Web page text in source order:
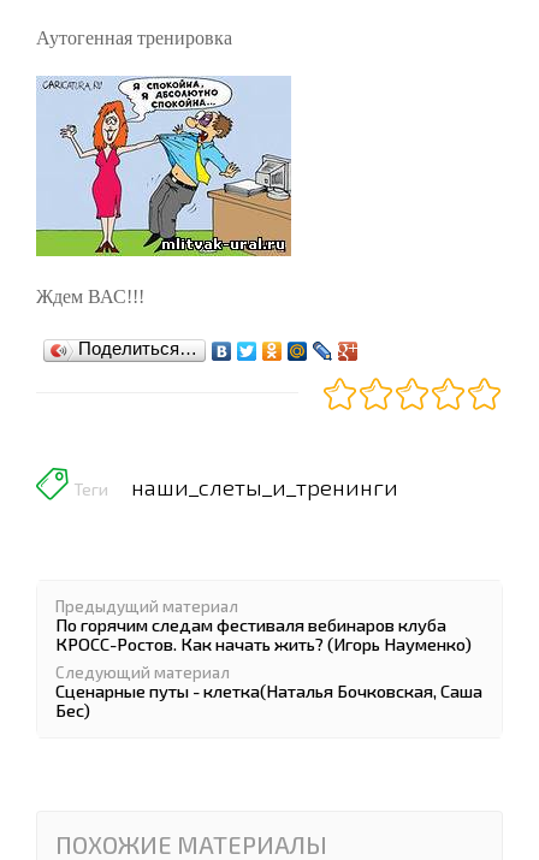
Аутогенная тренировка
Ждем ВАС!!!
Поделиться…
Теги наши_слеты_и_тренинги
Предыдущий материал
По горячим следам фестиваля вебинаров клуба
КРОСС-Ростов. Как начать жить? (Игорь Науменко)
Следующий материал
Сценарные путы - клетка(Наталья Бочковская, Саша
Бес)
ПОХОЖИЕ МАТЕРИАЛЫ